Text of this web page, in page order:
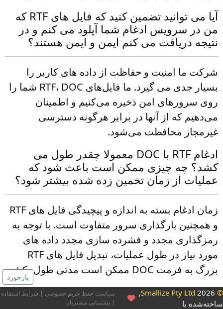
آیا می توانید تضمین کنید که فایل های RTF که
من در سرویس ادغام شما آپلود می کنم و در
نتیجه دریافت می کنم ایمن و ایمن هستند؟
شرکت ما امنیت و حفاظت از داده های کاربر را
بسیار جدی می گیرد. ما فایل‌های RTF، DOC شما را
روی سرورهای امن ذخیره می‌کنیم و اطمینان
می‌دهیم که از آنها در برابر هرگونه دسترسی
غیرمجاز محافظت می‌شود.
ادغام RTF با DOC معمولا چقدر طول می
کشد؟ چه چیزی ممکن است باعث شود که
عملیات از زمان تخمین زده شده بیشتر شود؟
زمان ادغام بسته به اندازه و پیچیدگی فایل های RTF
و همچنین بارگذاری سرور متفاوت است. با توجه به
رمزگذاری مجدد و فشرده سازی مجدد داده های
مورد نیاز در طول عملیات، تبدیل فایل های RTF
بزرگ به فرمت DOC ممکن است مدتی طول بکشد.
بازخورد
© Smallize
2026,
با
سیاست حفظ حریم خصوصی| شرایط استفاده
| پشتیبانی مشتریان